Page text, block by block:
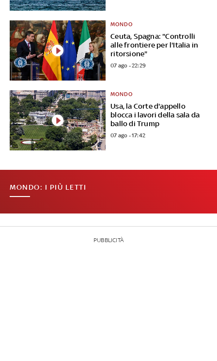
Ceuta, Spagna: "Controlli
alle frontiere per l'Italia in
ritorsione"
MONDO
07 ago - 22:29
Usa, la Corte d'appello
blocca i lavori della sala da
ballo di Trump
MONDO
07 ago - 17:42
MONDO: I PIÙ LETTI
PUBBLICITÀ